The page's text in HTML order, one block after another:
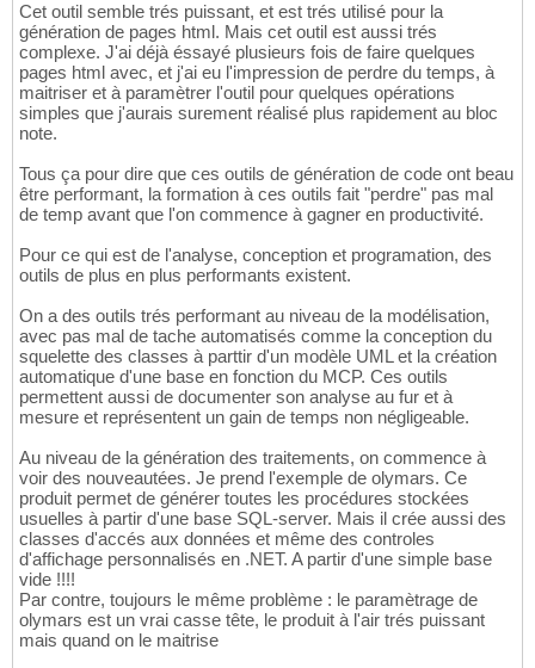
Cet outil semble trés puissant, et est trés utilisé pour la
génération de pages html. Mais cet outil est aussi trés
complexe. J'ai déjà éssayé plusieurs fois de faire quelques
pages html avec, et j'ai eu l'impression de perdre du temps, à
maitriser et à paramètrer l'outil pour quelques opérations
simples que j'aurais surement réalisé plus rapidement au bloc
note.
Tous ça pour dire que ces outils de génération de code ont beau
être performant, la formation à ces outils fait "perdre" pas mal
de temp avant que l'on commence à gagner en productivité.
Pour ce qui est de l'analyse, conception et programation, des
outils de plus en plus performants existent.
On a des outils trés performant au niveau de la modélisation,
avec pas mal de tache automatisés comme la conception du
squelette des classes à parttir d'un modèle UML et la création
automatique d'une base en fonction du MCP. Ces outils
permettent aussi de documenter son analyse au fur et à
mesure et représentent un gain de temps non négligeable.
Au niveau de la génération des traitements, on commence à
voir des nouveautées. Je prend l'exemple de olymars. Ce
produit permet de générer toutes les procédures stockées
usuelles à partir d'une base SQL-server. Mais il crée aussi des
classes d'accés aux données et même des controles
d'affichage personnalisés en .NET. A partir d'une simple base
vide !!!!
Par contre, toujours le même problème : le paramètrage de
olymars est un vrai casse tête, le produit à l'air trés puissant
mais quand on le maitrise